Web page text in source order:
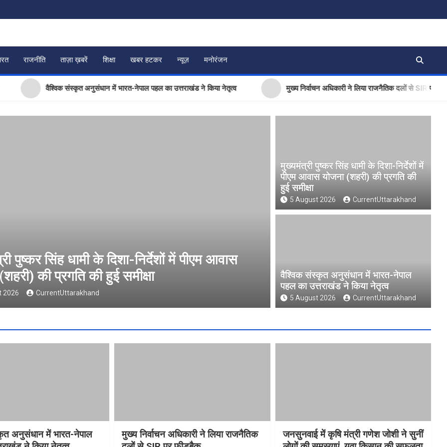
राजनीति ताज़ा ख़बरें शिक्षा खबर हटकर न्यूज़ मनोरंजन
वैश्विक संस्कृत अनुसंधान में भारत-नेपाल पहल का उत्तराखंड ने किया नेतृत्व मुख्य निर्वाचन अधिकारी ने लिया राजनैतिक दलों से SIR पर फीडबैक
आवास
वैश्विक संस्कृत अनुसंधान में भारत-नेपाल पहल का उत्तराखंड
ने किया नेतृत्व
5 August 2026
फीडबैक
मुख्यमंत्री पुष्कर सिंह धामी के दिशा-निर्देशों में
पीएम आवास योजना (शहरी) की प्रगति की
हुई समीक्षा
5 August 2026 CurrentUttarakhand
वैश्विक संस्कृत अनुसंधान में भारत-नेपाल
पहल का उत्तराखंड ने किया नेतृत्व
5 August 2026 CurrentUttarakhand
अनुसंधान में भारत-नेपाल
मुख्य निर्वाचन अधिकारी ने लिया राजनैतिक
जनसुनवाई में कृषि मंत्री गणेश जोशी ने सुनीं